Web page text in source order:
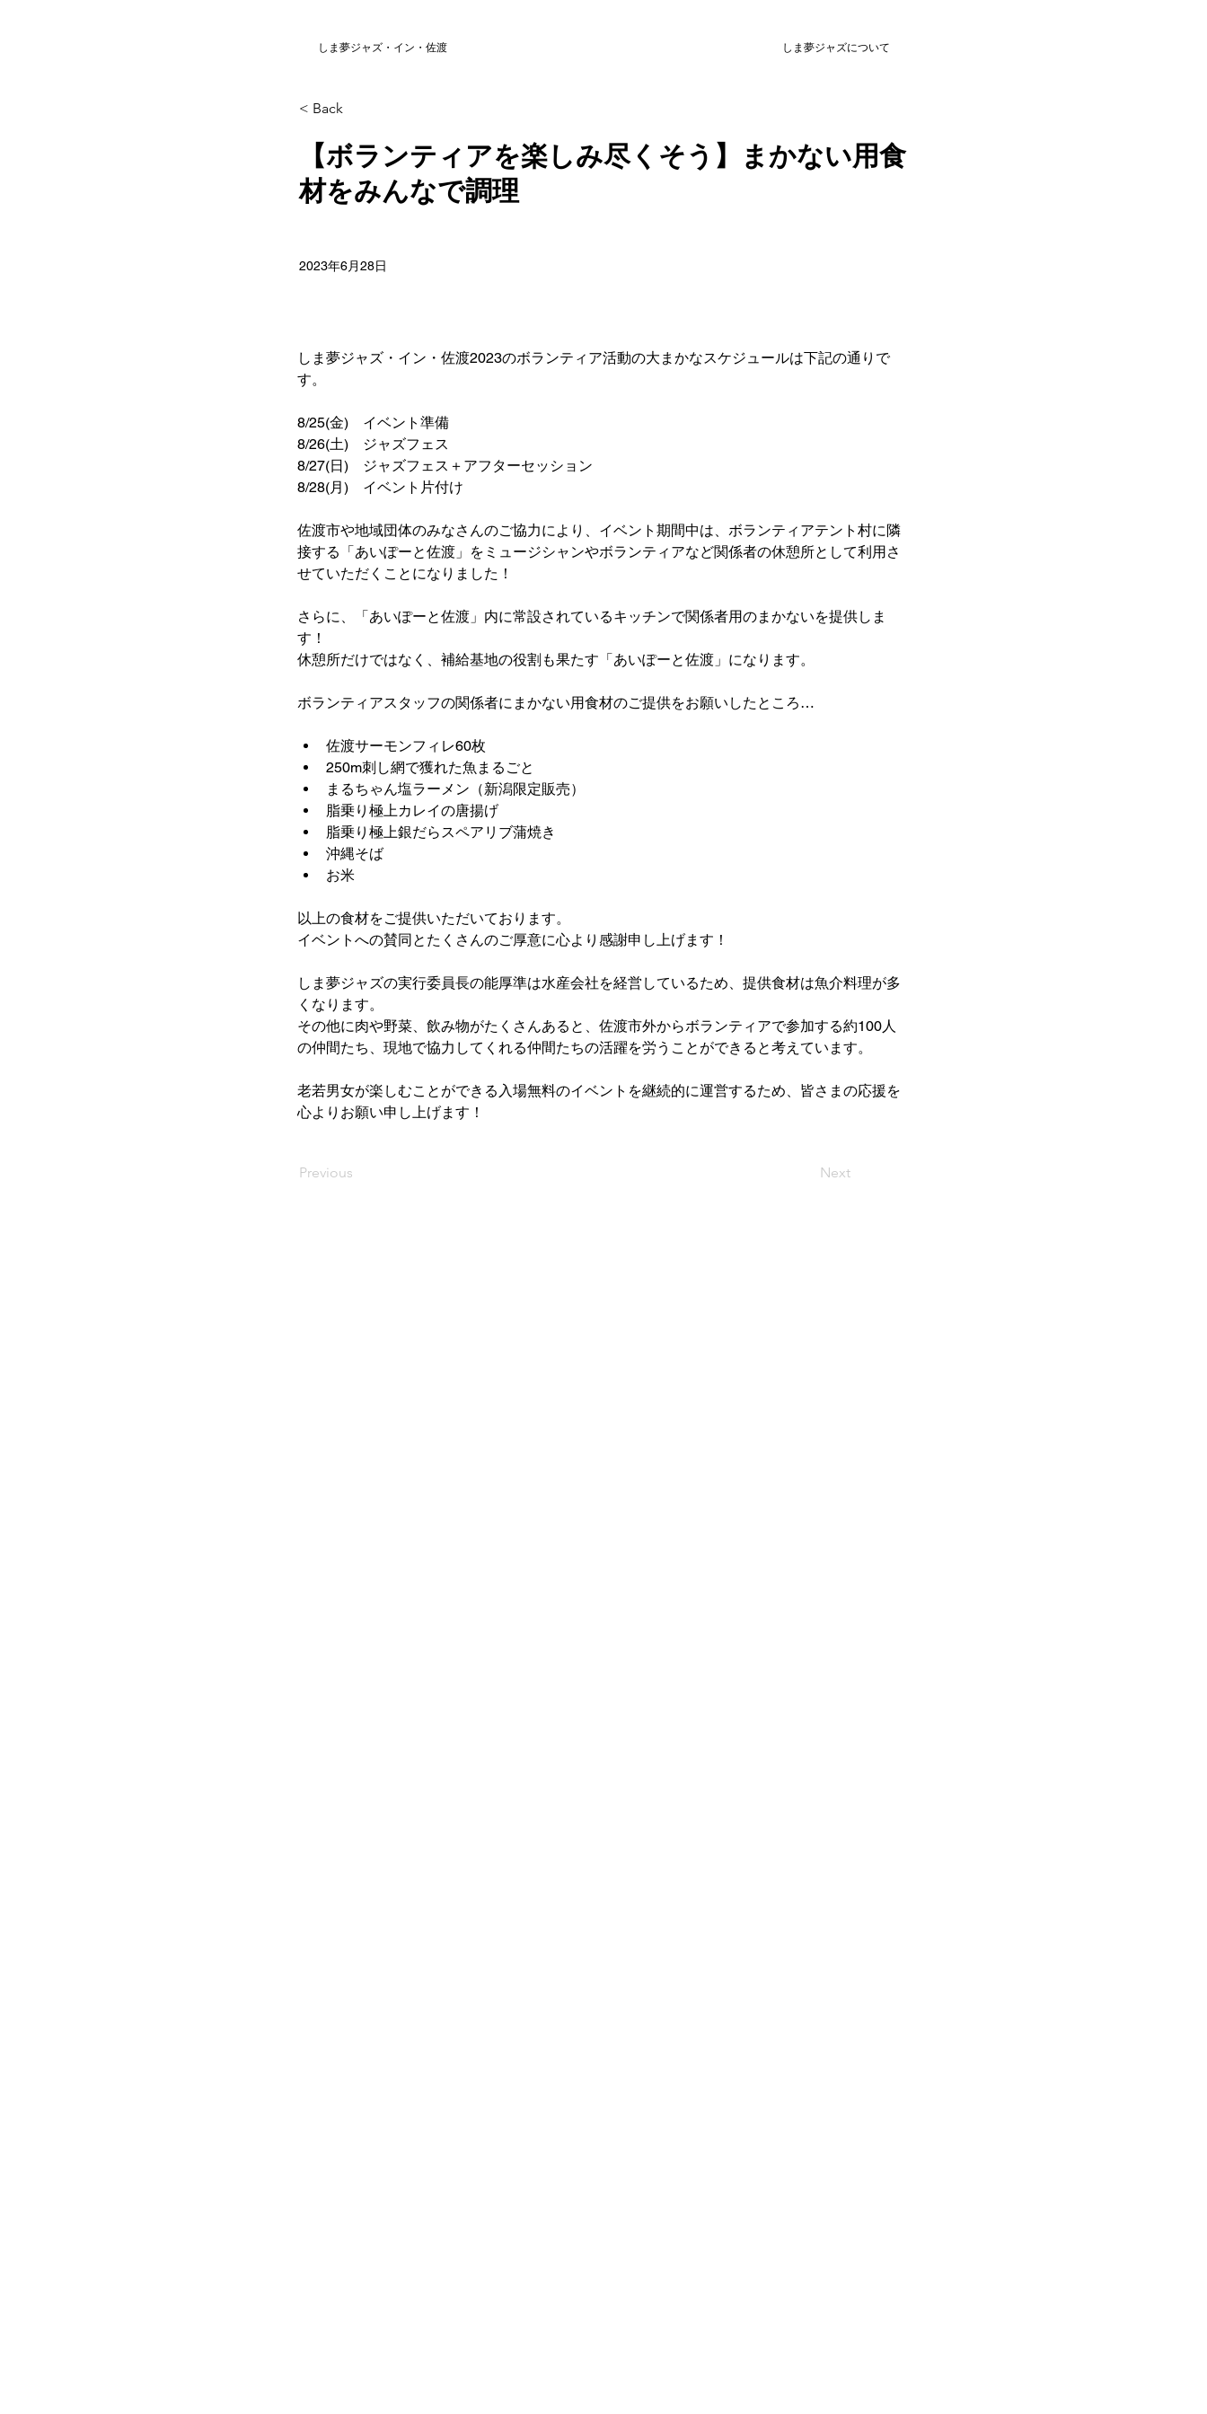
しま夢ジャズ・イン・佐渡 しま夢ジャズについて
< Back
【ボランティアを楽しみ尽くそう】まかない用食
材をみんなで調理
2023年6月28日
しま夢ジャズ・イン・佐渡2023のボランティア活動の大まかなスケジュールは下記の通りで
す。
8/25(金)　イベント準備
8/26(土)　ジャズフェス
8/27(日)　ジャズフェス＋アフターセッション
8/28(月)　イベント片付け
佐渡市や地域団体のみなさんのご協力により、イベント期間中は、ボランティアテント村に隣
接する「あいぽーと佐渡」をミュージシャンやボランティアなど関係者の休憩所として利用さ
せていただくことになりました！
さらに、 「あいぽーと佐渡」内に常設されているキッチンで関係者用のまかないを提供しま
す！
休憩所だけではなく、補給基地の役割も果たす「あいぽーと佐渡」になります。
ボランティアスタッフの関係者に まかない用食材のご提供をお願いしたところ…
佐渡サーモンフィレ60枚
250m刺し網で獲れた魚まるごと
まるちゃん塩ラーメン（新潟限定販売）
脂乗り極上カレイの唐揚げ
脂乗り極上銀だらスペアリブ蒲焼き
沖縄そば
お米
以上の食材をご提供いただいております。
イベントへの賛同とたくさんのご厚意に心より感謝申し上げます！
しま夢ジャズの実行委員長の能厚準は水産会社を経営しているため、提供食材は魚介料理が多
くなります。
その他に肉や野菜、飲み物がたくさんあると、佐渡市外からボランティアで参加する約100人
の仲間たち、現地で協力してくれる仲間たちの活躍を労うことができると考えています。
老若男女が楽しむことができる入場無料のイベントを継続的に運営するため、皆さまの応援を
心よりお願い申し上げます！
Previous Next